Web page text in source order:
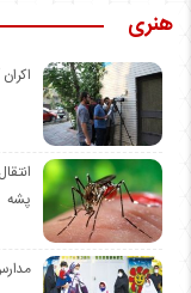
هنری
پشه